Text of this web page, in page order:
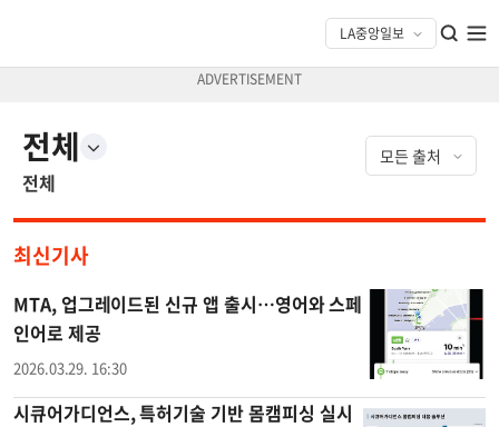
전체
전체
최신기사
MTA, 업그레이드된 신규 앱 출시…영어와 스페
인어로 제공
2026.03.29. 16:30
시큐어가디언스, 특허기술 기반 몸캠피싱 실시